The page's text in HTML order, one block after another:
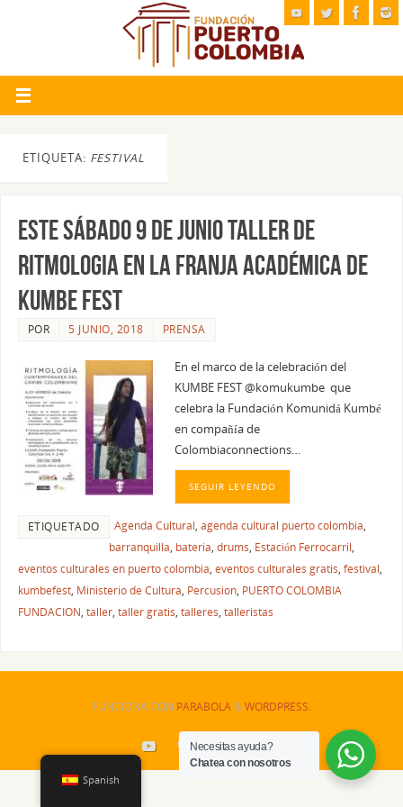
ETIQUETA: FESTIVAL
ESTE SÁBADO 9 DE JUNIO TALLER DE
RITMOLOGIA EN LA FRANJA ACADÉMICA DE
KUMBE FEST
POR 5 JUNIO, 2018 PRENSA
En el marco de la celebración del
KUMBE FEST @komukumbe que
celebra la Fundación Komunidá Kumbé
en compañía de
Colombiaconnections…
SEGUIR LEYENDO
ETIQUETADO Agenda Cultural, agenda cultural puerto colombia,
barranquilla, bateria, drums, Estación Ferrocarril,
eventos culturales en puerto colombia, eventos culturales gratis, festival,
kumbefest, Ministerio de Cultura, Percusion, PUERTO COLOMBIA
FUNDACION, taller, taller gratis, talleres, talleristas
FUNCIONA CON PARABOLA&WORDPRESS.
Spanish
Necesitas ayuda?
Chatea con nosotros